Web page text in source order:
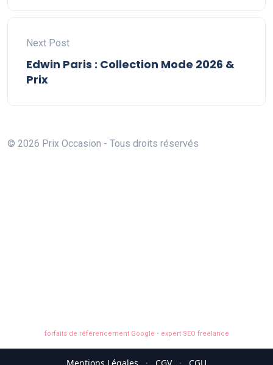
Next Post
Edwin Paris : Collection Mode 2026 &
Prix
© 2026 Prix Occasion - Tous droits réservés
forfaits de référencement Google • expert SEO freelance
Mentions Légales · CGV · CGU